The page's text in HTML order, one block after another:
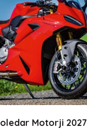
Motorji 2027